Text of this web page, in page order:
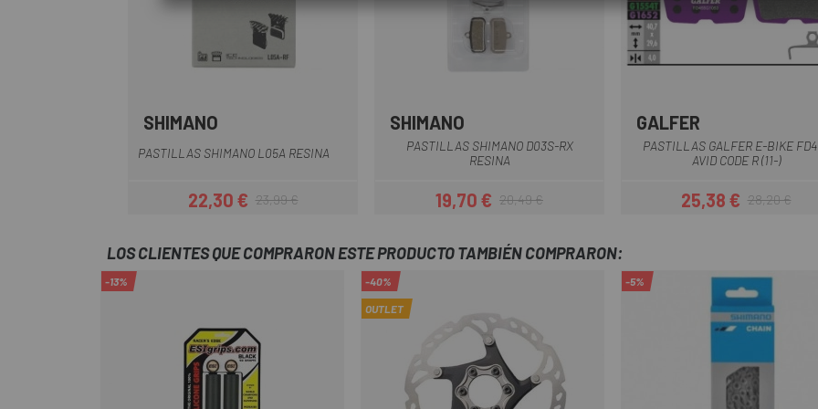
SHIMANO
PASTILLAS SHIMANO L05A RESINA
Precio
22,30 €Precio regular
23,99 €
SHIMANO
PASTILLAS SHIMANO D03S-RX
RESINA
Precio
19,70 €Precio regular
20,49 €
GALFER
PASTILLAS GALFER E-BIKE
AVID CODE R (11-)
Precio
25,38 €Precio regular
28,20 €
LOS CLIENTES QUE COMPRARON ESTE PRODUCTO TAMBIÉN COMPRARON:
-13% -40%
OUTLET
-5%